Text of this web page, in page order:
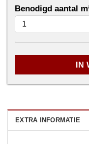
Benodigd aantal
IN
EXTRA INFORMATIE